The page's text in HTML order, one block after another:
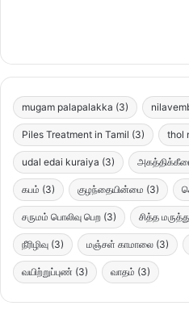
mugam palapalakka (3)
Piles Treatment in Tamil (3) thol
udal edai kuraiya (3)
கபம் (3) குழந்தையின்மை (3)
சருமம் பொலிவு பெற (3) சித்த
நீரிழிவு (3) மஞ்சள் காமாலை (3)
வயிற்றுப்புண் (3) வாதம் (3)